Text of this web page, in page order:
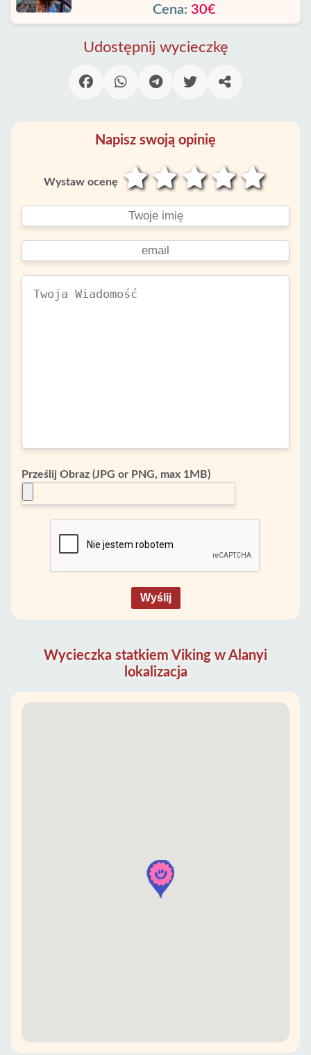
Cena: 30€
Udostępnij wycieczkę
Napisz swoją opinię
Wystaw ocenę
Prześlij Obraz (JPG or PNG, max 1MB)
Wyślij
Wycieczka statkiem Viking w Alanyi
lokalizacja